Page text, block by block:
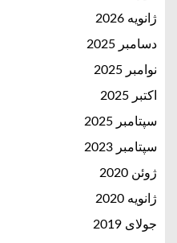
ژانویه 2026
دسامبر 2025
نوامبر 2025
اکتبر 2025
سپتامبر 2025
سپتامبر 2023
ژوئن 2020
ژانویه 2020
جولای 2019